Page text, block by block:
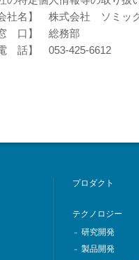
会社名】 株式会社 ソミッ
窓 口】 総務部
電 話】 053-425-6612
プロダクト
テクノロジー
－ 研究開発
－ 製品開発